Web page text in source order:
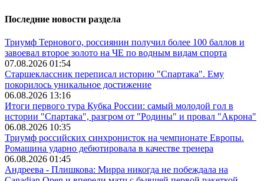
Последние новости раздела
Триумф Тернового, россиянин получил более 100 баллов и
завоевал второе золото на ЧЕ по водным видам спорта
07.08.2026 01:54
Старшеклассник переписал историю "Спартака". Ему
покорилось уникальное достижение
06.08.2026 13:16
Итоги первого тура Кубка России: самый молодой гол в
истории "Спартака", разгром от "Родины" и провал "Акрона"
06.08.2026 10:35
Триумф российских синхронисток на чемпионате Европы.
Ромашина ударно дебютировала в качестве тренера
06.08.2026 01:45
Андреева - Плишкова: Мирра никогда не побеждала на